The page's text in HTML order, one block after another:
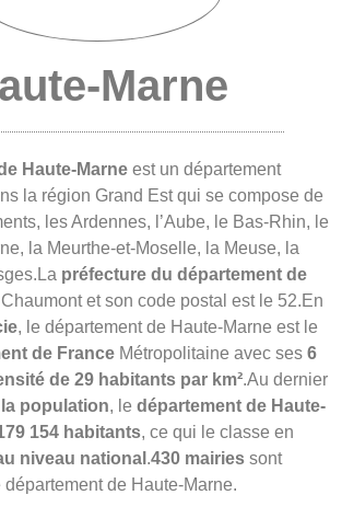
Marne
Haute-Marne est un département
la région Grand Est qui se compose de
les Ardennes, l’Aube, le Bas-Rhin, le
la Meurthe-et-Moselle, la Meuse, la
préfecture du département de
et son code postal est le 52.En
, le département de Haute-Marne est le
de France Métropolitaine avec ses 6
de 29 habitants par km².Au dernier
population, le département de Haute-
154 habitants, ce qui le classe en
niveau national .430 mairies sont
de Haute-Marne.